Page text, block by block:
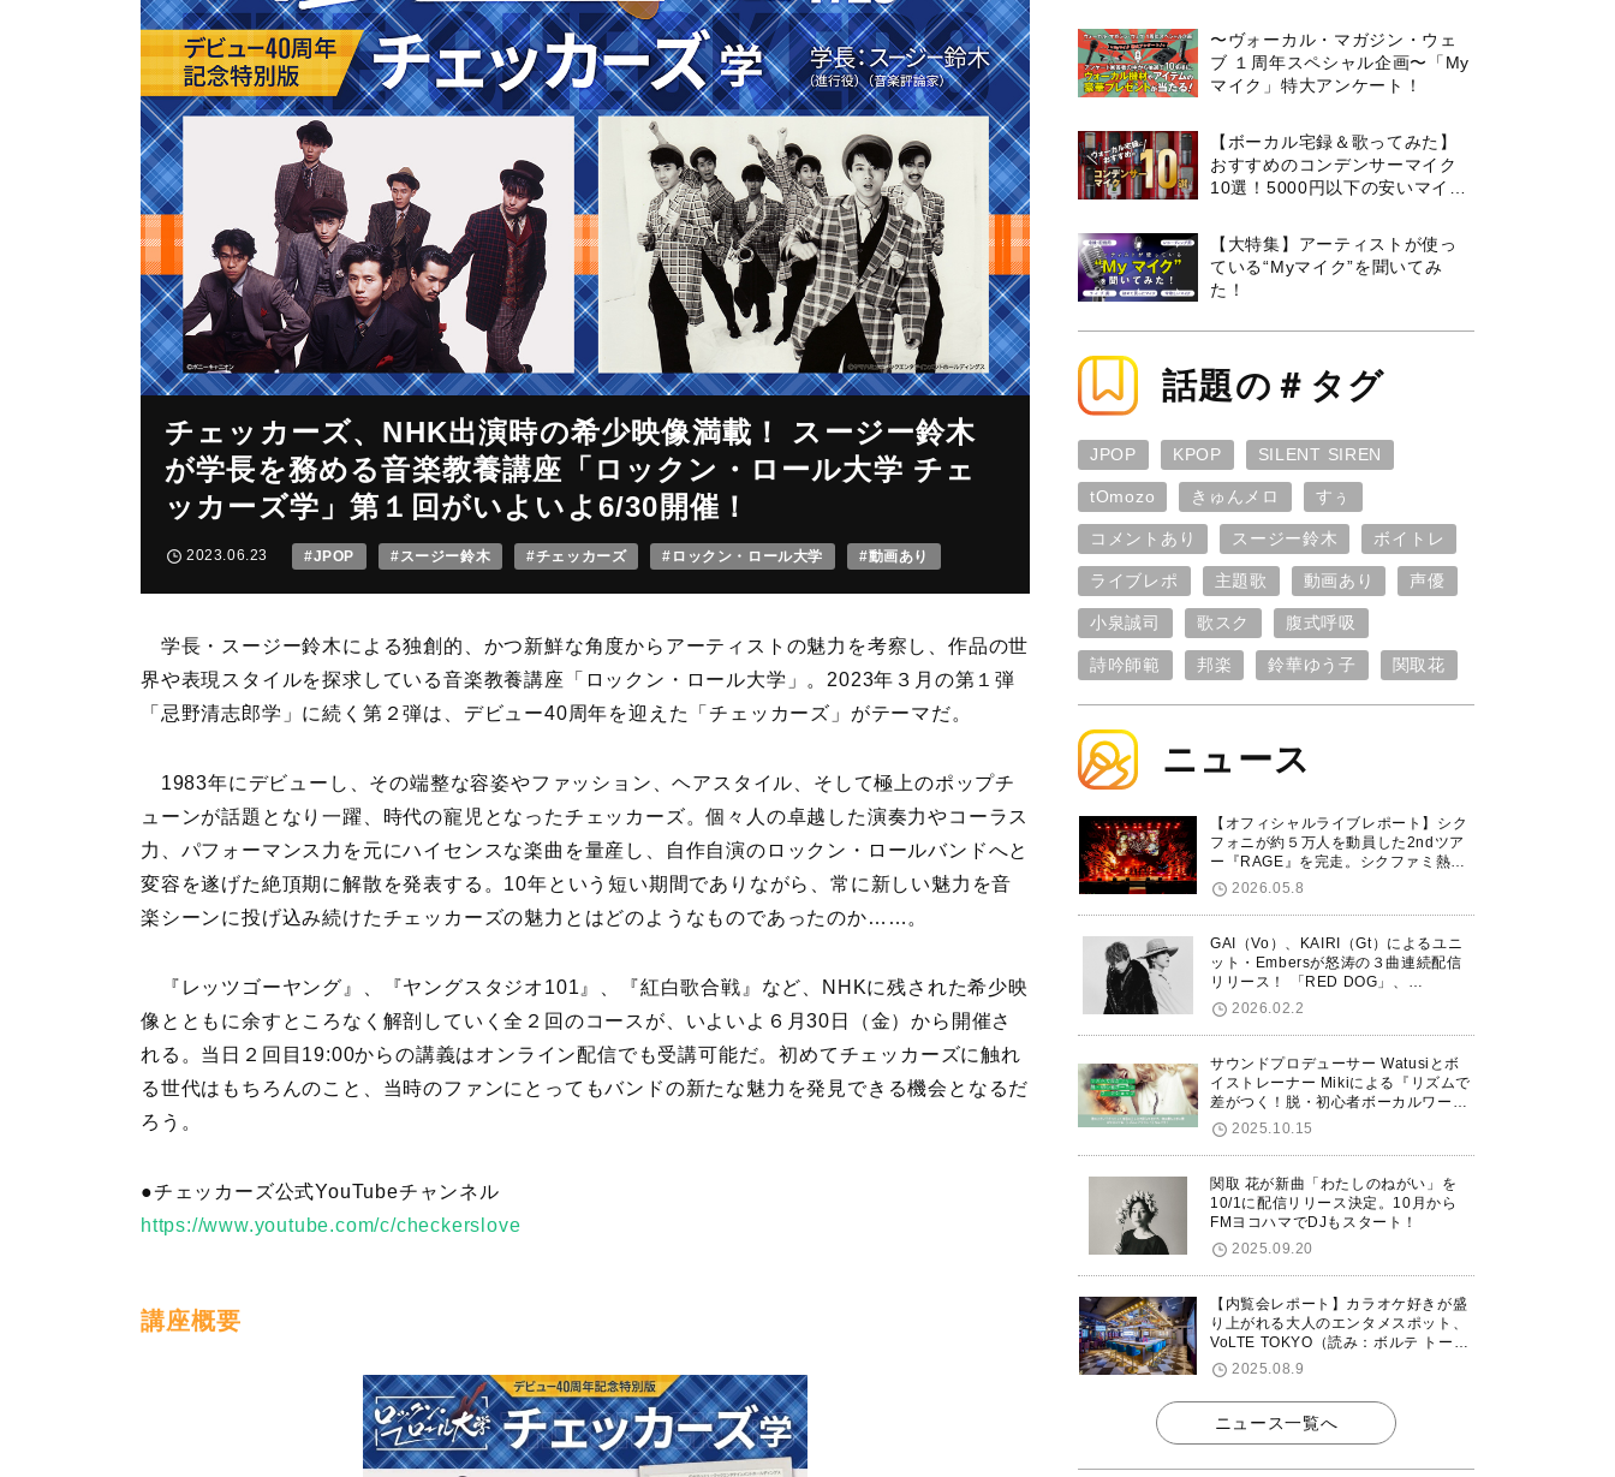
チェッカーズ、NHK出演時の希少映像満載！ スージー鈴木
が学長を務める音楽教養講座「ロックン・ロール大学 チェ
ッカーズ学」第１回がいよいよ6/30開催！
2023.06.23 #JPOP #スージー鈴木 #チェッカーズ #ロックン・ロール大学 #動画あり
学長・スージー鈴木による独創的、かつ新鮮な角度からアーティストの魅力を考察し、作品の世
界や表現スタイルを探求している音楽教養講座「ロックン・ロール大学」。2023年３月の第１弾
「忌野清志郎学」に続く第２弾は、デビュー40周年を迎えた「チェッカーズ」がテーマだ。
1983年にデビューし、その端整な容姿やファッション、ヘアスタイル、そして極上のポップチ
ューンが話題となり一躍、時代の寵児となったチェッカーズ。個々人の卓越した演奏力やコーラス
力、パフォーマンス力を元にハイセンスな楽曲を量産し、自作自演のロックン・ロールバンドへと
変容を遂げた絶頂期に解散を発表する。10年という短い期間でありながら、常に新しい魅力を音
楽シーンに投げ込み続けたチェッカーズの魅力とはどのようなものであったのか……。
『レッツゴーヤング』、『ヤングスタジオ101』、『紅白歌合戦』など、NHKに残された希少映
像とともに余すところなく解剖していく全２回のコースが、いよいよ６月30日（金）から開催さ
れる。当日２回目19:00からの講義はオンライン配信でも受講可能だ。初めてチェッカーズに触れ
る世代はもちろんのこと、当時のファンにとってもバンドの新たな魅力を発見できる機会となるだ
ろう。
●チェッカーズ公式YouTubeチャンネル
https://www.youtube.com/c/checkerslove
講座概要
〜ヴォーカル・マガジン・ウェ
ブ １周年スペシャル企画〜「My
マイク」特大アンケート！
【ボーカル宅録＆歌ってみた】
おすすめのコンデンサーマイク
10選！5000円以下の安いマイク
【大特集】アーティストが使っ
ている“Myマイク”を聞いてみ
た！
話題の＃タグ
JPOP KPOP SILENT SIREN
tOmozo きゅんメロ すぅ
コメントあり スージー鈴木 ボイトレ
ライブレポ 主題歌 動画あり 声優
小泉誠司 歌スク 腹式呼吸
詩吟師範 邦楽 鈴華ゆう子 関取花
ニュース
【オフィシャルライブレポート】シク
フォニが約５万人を動員した2ndツア
ー『RAGE』を完走。シクファミ熱狂
のKアリーナ横浜ファイナル公演の模
様をお届け！
2026.05.8
GAI（Vo）、KAIRI（Gt）によるユニ
ット・Embersが怒涛の３曲連続配信
リリース！ 「RED DOG」、
「Untitled Hero」に続き、5thシング
ル「De-Marionette」のリリースを発
表！
2026.02.2
サウンドプロデューサー Watusiとボ
イストレーナー Mikiによる『リズムで
差がつく！脱・初心者ボーカルワーク
ショップ』が12/7に渋谷で開催！
2025.10.15
関取 花が新曲「わたしのねがい」を
10/1に配信リリース決定。10月から
FMヨコハマでDJもスタート！
2025.09.20
【内覧会レポート】カラオケ好きが盛
り上がれる大人のエンタメスポット、
VoLTE TOKYO（読み：ボルテ トーキ
ョー）が東京・品川に8/8グランドオ
ープン！
2025.08.9
ニュース一覧へ